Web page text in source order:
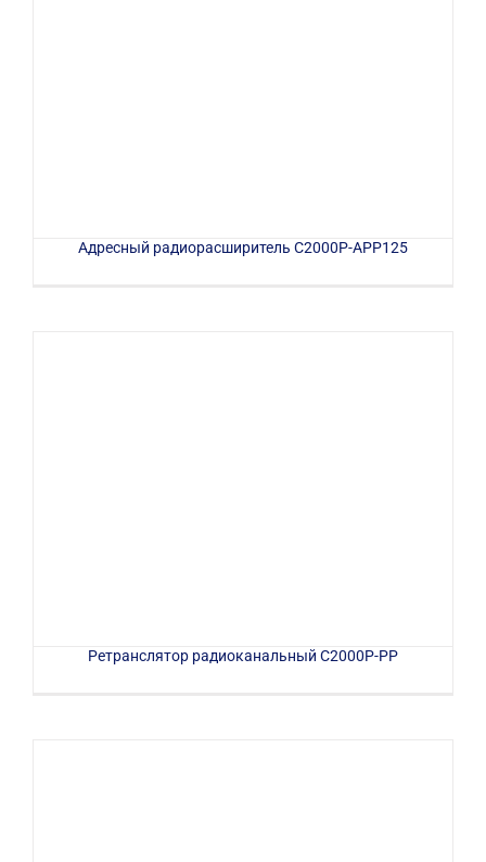
Адресный радиорасширитель С2000Р-АРР125
Ретранслятор радиоканальный С2000Р-РР